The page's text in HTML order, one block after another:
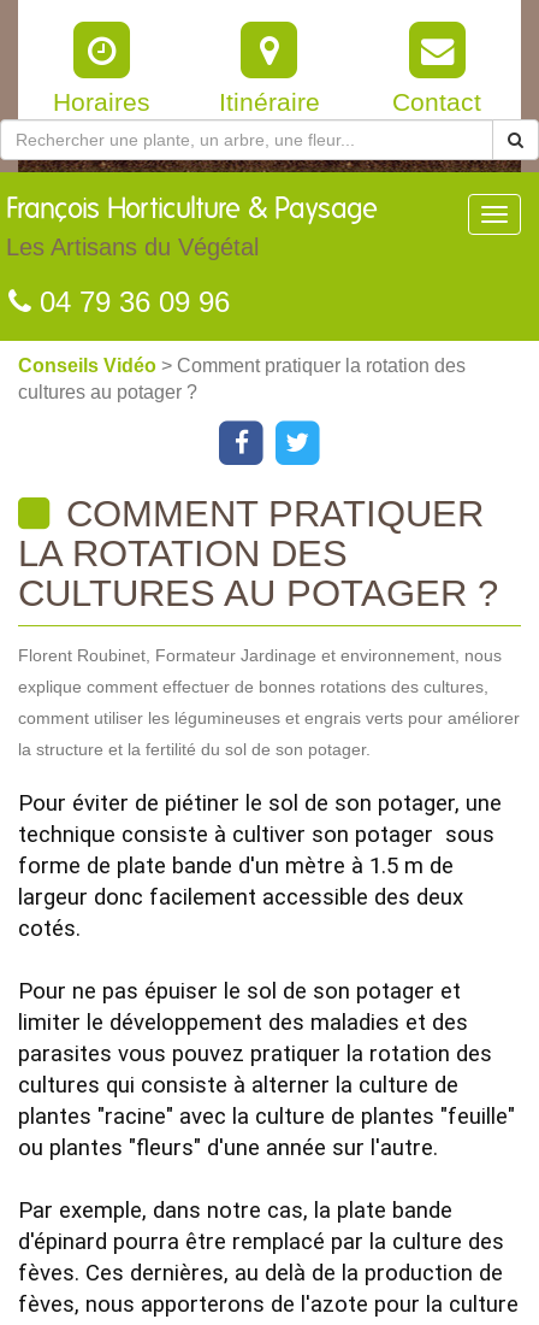
Horaires Itinéraire Contact
François Horticulture & Paysage
Les Artisans du Végétal
04 79 36 09 96
Conseils Vidéo > Comment pratiquer la rotation des
cultures au potager ?
COMMENT PRATIQUER
LA ROTATION DES
CULTURES AU POTAGER ?
Florent Roubinet, Formateur Jardinage et environnement, nous
explique comment effectuer de bonnes rotations des cultures,
comment utiliser les légumineuses et engrais verts pour améliorer
la structure et la fertilité du sol de son potager.
Pour éviter de piétiner le sol de son potager, une
technique consiste à cultiver son potager  sous
forme de plate bande d'un mètre à 1.5 m de
largeur donc facilement accessible des deux
cotés.
Pour ne pas épuiser le sol de son potager et
limiter le développement des maladies et des
parasites vous pouvez pratiquer la rotation des
cultures qui consiste à alterner la culture de
plantes "racine" avec la culture de plantes "feuille"
ou plantes "fleurs" d'une année sur l'autre.
Par exemple, dans notre cas, la plate bande
d'épinard pourra être remplacé par la culture des
fèves. Ces dernières, au delà de la production de
fèves, nous apporterons de l'azote pour la culture